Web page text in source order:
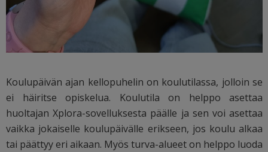
Koulupäivän ajan kellopuhelin on koulutilassa, jolloin se
ei häiritse opiskelua. Koulutila on helppo asettaa
huoltajan Xplora-sovelluksesta päälle ja sen voi asettaa
vaikka jokaiselle koulupäivälle erikseen, jos koulu alkaa
tai päättyy eri aikaan. Myös turva-alueet on helppo luoda